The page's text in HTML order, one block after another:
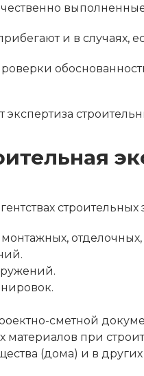
и в
экспертиза
сметной
материалов при
(дома) и в других